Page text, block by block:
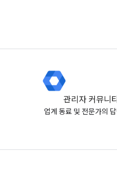
관리자 커뮤니티
업계 동료 및 전문가의 답